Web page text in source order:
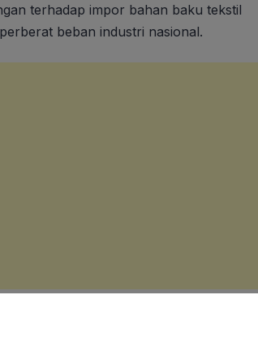
terhadap impor bahan baku tekstil
beban industri nasional.